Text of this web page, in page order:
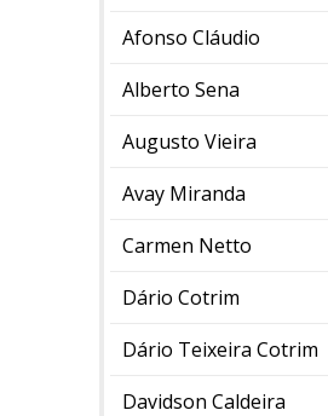
Afonso Cláudio
Alberto Sena
Augusto Vieira
Avay Miranda
Carmen Netto
Dário Cotrim
Dário Teixeira Cotrim
Davidson Caldeira